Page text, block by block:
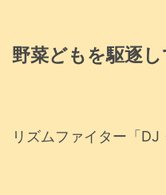
野菜どもを駆逐し
リズムファイター「DJ